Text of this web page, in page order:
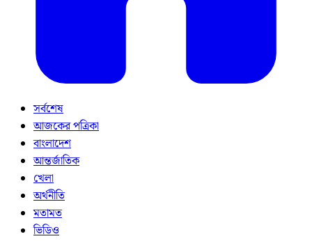
সর্বশেষ
আজকের পত্রিকা
বাংলাদেশ
আন্তর্জাতিক
খেলা
অর্থনীতি
মতামত
ভিডিও